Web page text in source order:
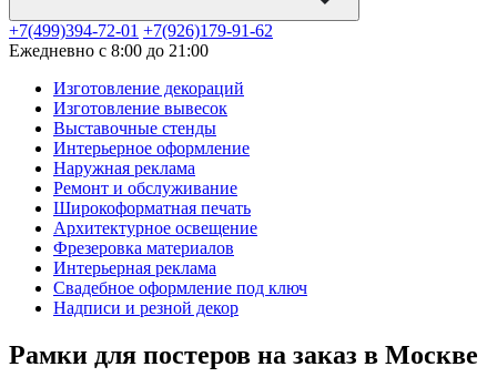
+7(499)394-72-01 +7(926)179-91-62
Ежедневно с 8:00 до 21:00
Изготовление декораций
Изготовление вывесок
Выставочные стенды
Интерьерное оформление
Наружная реклама
Ремонт и обслуживание
Широкоформатная печать
Архитектурное освещение
Фрезеровка материалов
Интерьерная реклама
Свадебное оформление под ключ
Надписи и резной декор
Рамки для постеров на заказ в Москве